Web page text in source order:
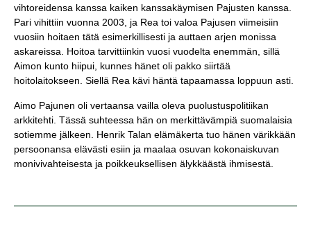
vihtoreidensa kanssa kaiken kanssakäymisen Pajusten kanssa.
Pari vihittiin vuonna 2003, ja Rea toi valoa Pajusen viimeisiin
vuosiin hoitaen tätä esimerkillisesti ja auttaen arjen monissa
askareissa. Hoitoa tarvittiinkin vuosi vuodelta enemmän, sillä
Aimon kunto hiipui, kunnes hänet oli pakko siirtää
hoitolaitokseen. Siellä Rea kävi häntä tapaamassa loppuun asti.
Aimo Pajunen oli vertaansa vailla oleva puolustuspolitiikan
arkkitehti. Tässä suhteessa hän on merkittävämpiä suomalaisia
sotiemme jälkeen. Henrik Talan elämäkerta tuo hänen värikkään
persoonansa elävästi esiin ja maalaa osuvan kokonaiskuvan
monivivahteisesta ja poikkeuksellisen älykkäästä ihmisestä.